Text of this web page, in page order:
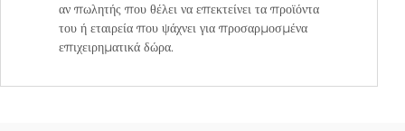
αν πωλητής που θέλει να επεκτείνει τα προϊόντα
του ή εταιρεία που ψάχνει για προσαρμοσμένα
επιχειρηματικά δώρα.